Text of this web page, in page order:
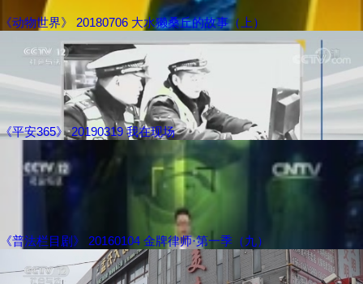
《动物世界》 20180706 大水獭桑丘的故事（上）
《平安365》 20190319 我在现场
《普法栏目剧》 20160104 金牌律师·第一季（九）